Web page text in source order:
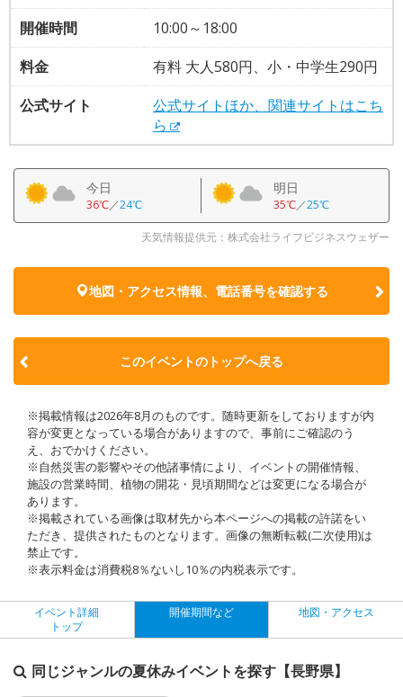
開催時間
10:00～18:00
料金
有料 大人580円、小・中学生290円
公式サイト
公式サイトほか、関連サイトはこち
ら
今日
36℃／24℃
明日
35℃／25℃
天気情報提供元：株式会社ライフビジネスウェザー
地図・アクセス情報、電話番号を確認する
このイベントのトップへ戻る
※掲載情報は2026年8月のものです。随時更新をしておりますが内
容が変更となっている場合がありますので、事前にご確認のう
え、おでかけください。
※自然災害の影響やその他諸事情により、イベントの開催情報、
施設の営業時間、植物の開花・見頃期間などは変更になる場合が
あります。
※掲載されている画像は取材先から本ページへの掲載の許諾をい
ただき、提供されたものとなります。画像の無断転載(二次使用)は
禁止です。
※表示料金は消費税8％ないし10％の内税表示です。
イベント詳細
トップ
開催期間など 地図・アクセス
同じジャンルの夏休みイベントを探す【長野県】